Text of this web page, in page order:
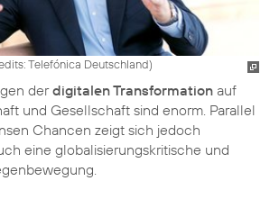
Telefónica Deutschland)
derdigitalen Transformation auf
und Gesellschaft sind enorm. Parallel
Chancen zeigt sich jedoch
eine globalisierungskritische und